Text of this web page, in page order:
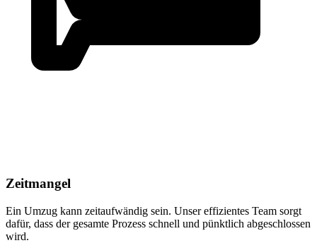
Zeitmangel
Ein Umzug kann zeitaufwändig sein. Unser effizientes Team sorgt
dafür, dass der gesamte Prozess schnell und pünktlich abgeschlossen
wird.